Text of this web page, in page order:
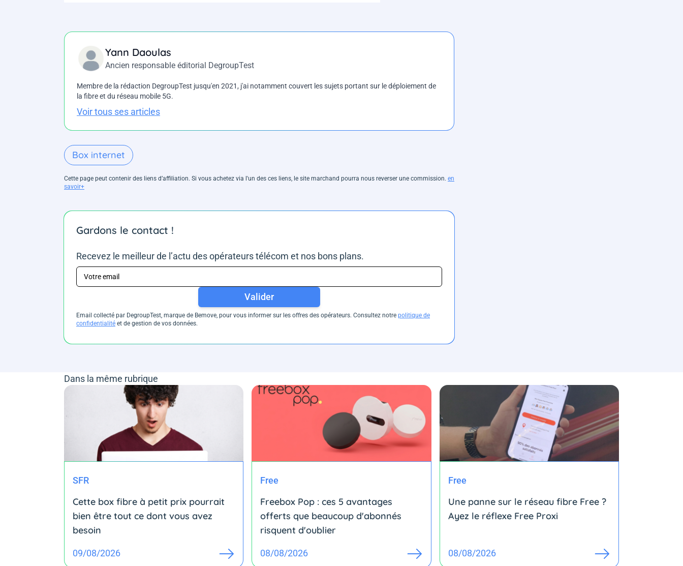
Yann Daoulas
Ancien responsable éditorial DegroupTest
Membre de la rédaction DegroupTest jusqu'en 2021, j'ai notamment couvert les sujets portant sur le déploiement de
la fibre et du réseau mobile 5G.
Voir tous ses articles
Box internet
Cette page peut contenir des liens d’affiliation. Si vous achetez via l'un des ces liens, le site marchand pourra nous reverser une commission. en
savoir+
Gardons le contact !
Recevez le meilleur de l’actu des opérateurs télécom et nos bons plans.
Valider
Email collecté par DegroupTest, marque de Bemove, pour vous informer sur les offres des opérateurs. Consultez notre politique de
confidentialité et de gestion de vos données.
Dans la même rubrique
SFR
Cette box fibre à petit prix pourrait
bien être tout ce dont vous avez
besoin
09/08/2026
Free
Freebox Pop : ces 5 avantages
offerts que beaucoup d'abonnés
risquent d'oublier
08/08/2026
Free
Une panne sur le réseau fibre Free ?
Ayez le réflexe Free Proxi
08/08/2026